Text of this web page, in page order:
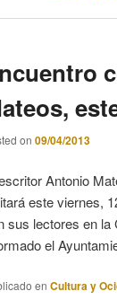
on 09/04/2013
Antonio
este viernes,
sus lectores en la
el
en Cultura y